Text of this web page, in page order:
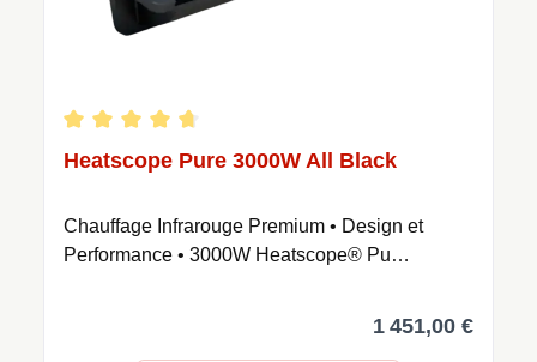
Note moyenne de 4.67 sur 5 étoiles
Heatscope Pure 3000W All Black
Chauffage Infrarouge Premium • Design et
Performance • 3000W Heatscope® Pu…
1 451,00 €